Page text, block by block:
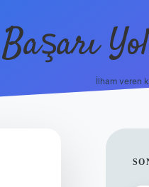
Başarı
İlham veren